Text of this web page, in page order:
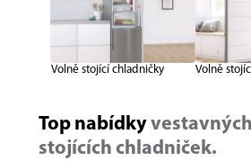
Volně stojící chladničky Volně
Top nabídky
stojících chladniček.